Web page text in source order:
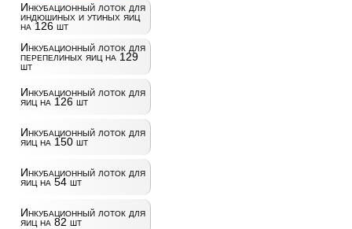
Инкубационный лоток для
индюшиных и утиных яиц
на 126 шт
Инкубационный лоток для
перепелиных яиц на 129
шт
Инкубационный лоток для
яиц на 126 шт
Инкубационный лоток для
яиц на 150 шт
Инкубационный лоток для
яиц на 54 шт
Инкубационный лоток для
яиц на 82 шт